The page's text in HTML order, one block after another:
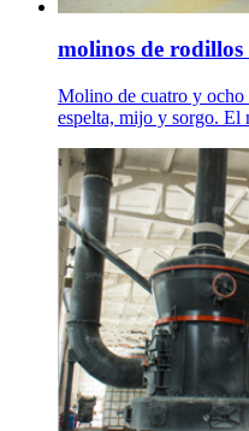
molinos de rodillos
Molino de cuatro y
espelta, mijo y sorgo.